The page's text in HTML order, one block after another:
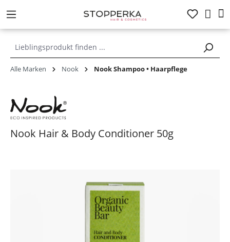
springen
Alle Marken Nook Nook Shampoo • Haarpflege
Nook Hair & Body Conditioner 50g